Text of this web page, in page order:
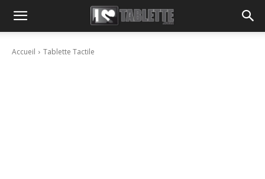
Accueil Tablette Tactile